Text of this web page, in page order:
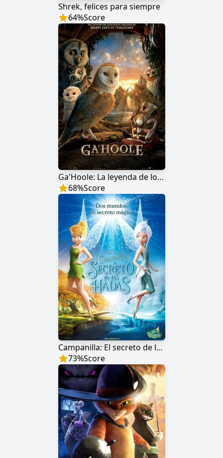
Shrek, felices para siempre
64%Score
Ga'Hoole: La leyenda de los guardianes
68%Score
Campanilla: El secreto de las hadas
73%Score